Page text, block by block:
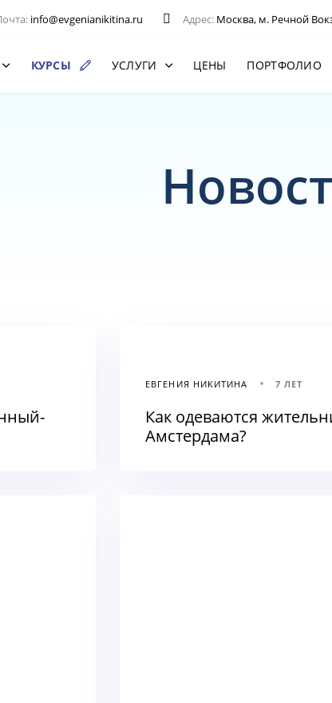
info@evgenianikitina.ru Адрес: Москва, м. Речной
КУРСЫ УСЛУГИ ЦЕНЫ ПОРТФОЛИО
ЕВГЕНИЯ НИКИТИНА 7 ЛЕТ
Как одеваются
Амстердама?